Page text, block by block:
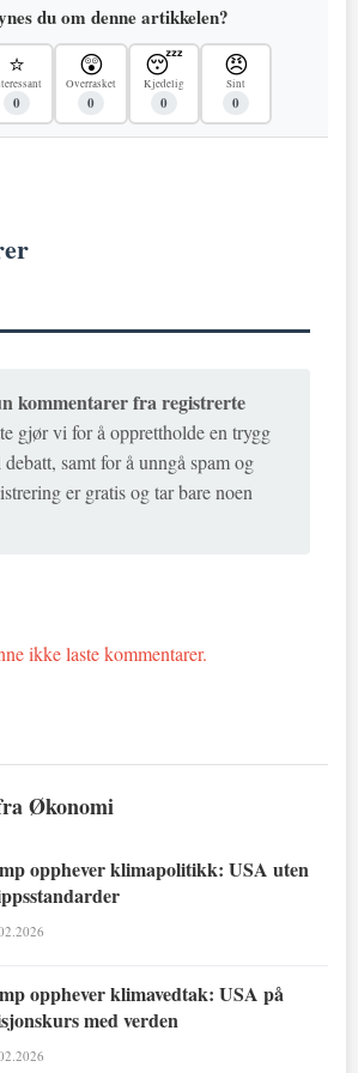
du om denne artikkelen?
⭐
0
😲
Overrasket
0
😴
Kjedelig
0
😠
Sint
0
kommentarer fra registrerte
gjør vi for å opprettholde en trygg
samt for å unngå spam og
er gratis og tar bare noen
ikke laste kommentarer.
Økonomi
opphever klimapolitikk: USA uten
opphever klimavedtak: USA på
med verden